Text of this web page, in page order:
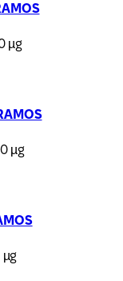
µg
µg
µg